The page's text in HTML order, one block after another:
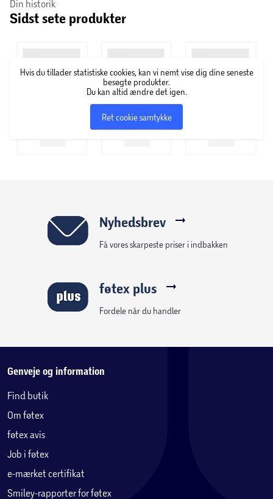
Jolly Paw producerer en lang række af forskellige slags
Din historik
Sidst sete produkter
Hvis du tillader statistiske cookies, kan vi nemt vise dig dine seneste
besøgte produkter.
Du kan altid ændre det igen.
Ret cookie samtykke
Nyhedsbrev
Få vores skarpeste priser i indbakken
føtex plus
Fordele når du handler
Genveje og information
Find butik
Om føtex
føtex avis
Job i føtex
e-mærket certifikat
Smiley-rapporter for føtex